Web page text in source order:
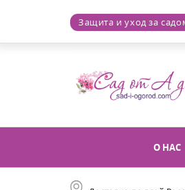
Защита и уход за
О НАС